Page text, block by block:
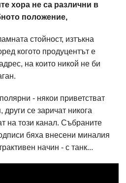
хора не са различни в
положение,
стойност, изтъкна
когото продуцентът е
на които никой не би
- някои приветстват
други се заричат никога
на този канал. Събраните
бяха внесени миналия
начин - с танк...